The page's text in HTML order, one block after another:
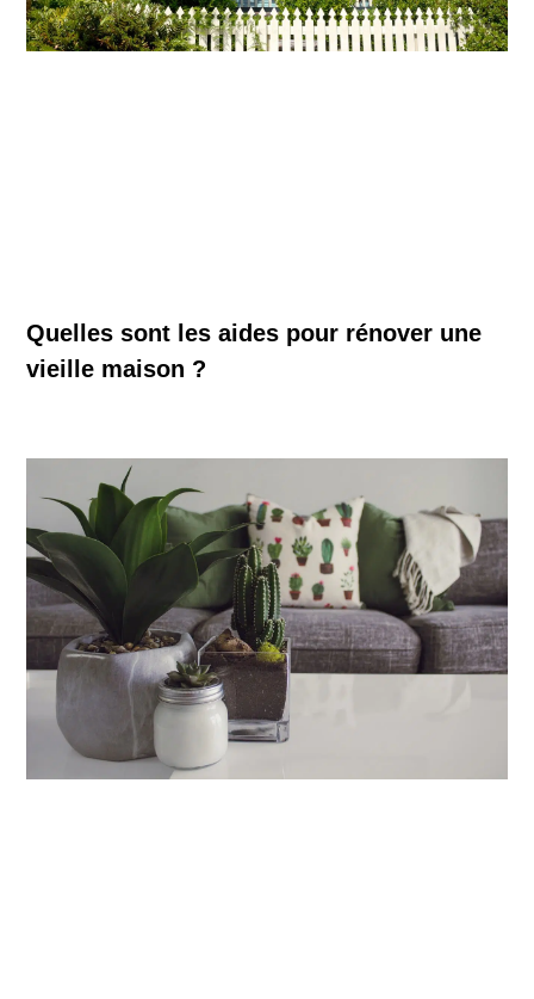
Quelles sont les aides pour rénover une
vieille maison ?